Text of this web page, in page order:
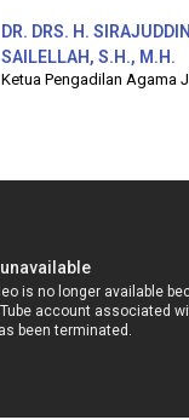
DR. DRS. H. SIRAJUDDIN
SAILELLAH, S.H., M.H.
Ketua Pengadilan Agama